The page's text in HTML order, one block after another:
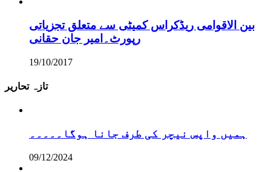
بین الاقوامی ریڈکراس کمیٹی سے متعلق تجزیاتی
رپورٹ۔امیر جان حقانی
19/10/2017
تازہ تحاریر
ہمیں واپس نیچر کی طرف جانا ہوگا۔۔۔۔۔
09/12/2024